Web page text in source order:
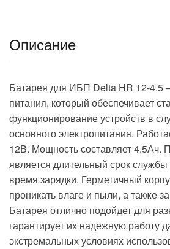
Описание
Батарея для ИБП Delta HR 12-4.5
питания, который обеспечивает
функционирование устройств в
основного электропитания.
12В. Мощность составляет 4.5Ач.
является длительный срок
время зарядки. Герметичный
проникать влаге и пыли, а также
Батарея отлично подойдет для
гарантирует их надежную работу
экстремальных условиях